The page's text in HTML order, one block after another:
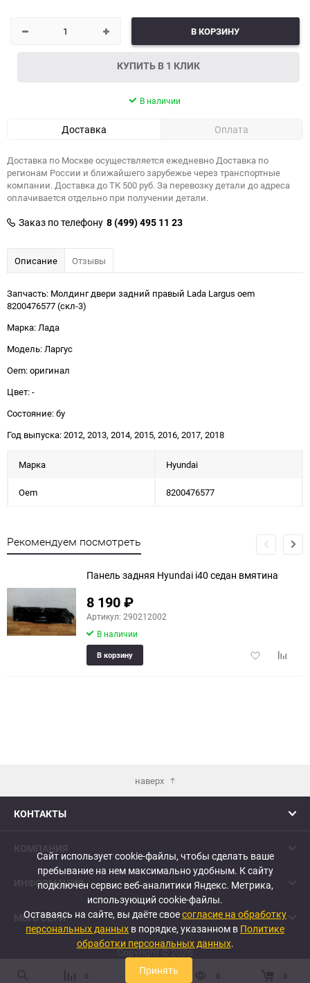
В КОРЗИНУ
КУПИТЬ В 1 КЛИК
В наличии
Доставка Оплата
Доставка по Москве осуществляется ежедневно Доставка по
регионам России и ближайшего зарубежье через транспортные
компании. Доставка до ТК 500 руб. За перевозку детали до адреса
оплачивается отдельно при получении детали.
Заказ по телефону 8 (499) 495 11 23
Описание Отзывы
Запчасть: Молдинг двери задний правый Lada Largus oem
8200476577 (скл-3)
Марка: Лада
Модель: Ларгус
Oem: оригинал
Цвет: -
Состояние: бу
Год выпуска: 2012, 2013, 2014, 2015, 2016, 2017, 2018
Марка Hyundai
Oem 8200476577
Рекомендуем посмотреть
Панель задняя Hyundai i40 седан вмятина
8 190₽
Артикул: 290212002
В наличии
Добавить
В корзину
наверх
КОНТАКТЫ
ИНФОРМАЦИЯ
МЫ В СЕТИ
Copyright © 2026
0 0 0 0
Сайт использует cookie-файлы, чтобы сделать ваше
пребывание на нем максимально удобным. К cайту
подключен сервис веб-аналитики Яндекс. Метрика,
использующий cookie-файлы.
Оставаясь на сайте, вы даёте своесогласие на обработку
персональных данных в порядке, указанном в Политике
обработки персональных данных.
Принять